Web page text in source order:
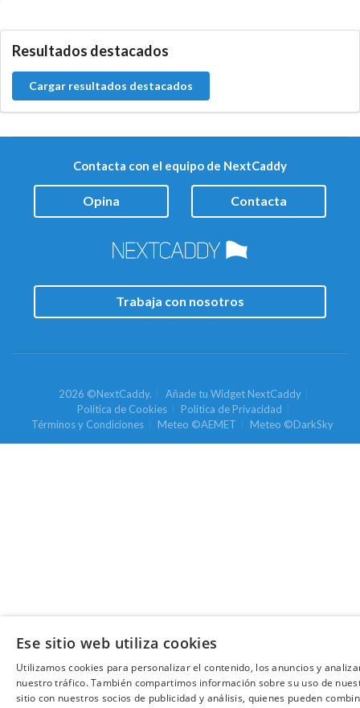
Resultados destacados
Cargar resultados destacados
Contacta con el equipo de NextCaddy
Opina Contacta
Trabaja con nosotros
2026 ©NextCaddy.
Añade tu Widget NextCaddy
Política de Cookies
Política de Privacidad
Términos y Condiciones
Meteo ©AEMET Meteo ©DarkSky
Ese sitio web utiliza cookies
Utilizamos cookies para personalizar el contenido, los anuncios y
nuestro tráfico. También compartimos información sobre su uso de
sitio con nuestros socios de publicidad y análisis, quienes pueden